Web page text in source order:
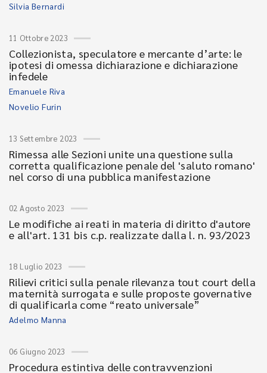
Silvia Bernardi
11 Ottobre 2023
Collezionista, speculatore e mercante d’arte: le
ipotesi di omessa dichiarazione e dichiarazione
infedele
Emanuele Riva
Novelio Furin
13 Settembre 2023
Rimessa alle Sezioni unite una questione sulla
corretta qualificazione penale del 'saluto romano'
nel corso di una pubblica manifestazione
02 Agosto 2023
Le modifiche ai reati in materia di diritto d'autore
e all'art. 131 bis c.p. realizzate dalla l. n. 93/2023
18 Luglio 2023
Rilievi critici sulla penale rilevanza tout court della
maternità surrogata e sulle proposte governative
di qualificarla come “reato universale”
Adelmo Manna
06 Giugno 2023
Procedura estintiva delle contravvenzioni